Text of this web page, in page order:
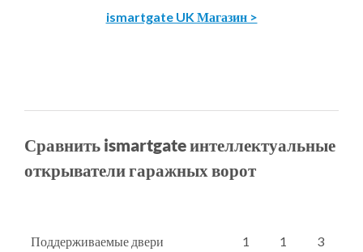
ismartgate UK Магазин >
Сравнить ismartgate интеллектуальные
открыватели гаражных ворот
Поддерживаемые двери 1 1 3